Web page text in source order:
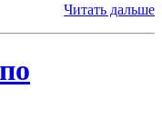
Читать дальше